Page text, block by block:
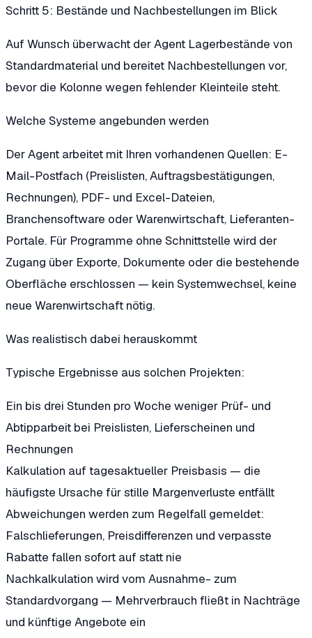
Schritt 5: Bestände und Nachbestellungen im Blick
Auf Wunsch überwacht der Agent Lagerbestände von
Standardmaterial und bereitet Nachbestellungen vor,
bevor die Kolonne wegen fehlender Kleinteile steht.
Welche Systeme angebunden werden
Der Agent arbeitet mit Ihren vorhandenen Quellen: E-
Mail-Postfach (Preislisten, Auftragsbestätigungen,
Rechnungen), PDF- und Excel-Dateien,
Branchensoftware oder Warenwirtschaft, Lieferanten-
Portale. Für Programme ohne Schnittstelle wird der
Zugang über Exporte, Dokumente oder die bestehende
Oberfläche erschlossen — kein Systemwechsel, keine
neue Warenwirtschaft nötig.
Was realistisch dabei herauskommt
Typische Ergebnisse aus solchen Projekten:
Ein bis drei Stunden pro Woche weniger Prüf- und
Abtipparbeit bei Preislisten, Lieferscheinen und
Rechnungen
Kalkulation auf tagesaktueller Preisbasis — die
häufigste Ursache für stille Margenverluste entfällt
Abweichungen werden zum Regelfall gemeldet:
Falschlieferungen, Preisdifferenzen und verpasste
Rabatte fallen sofort auf statt nie
Nachkalkulation wird vom Ausnahme- zum
Standardvorgang — Mehrverbrauch fließt in Nachträge
und künftige Angebote ein